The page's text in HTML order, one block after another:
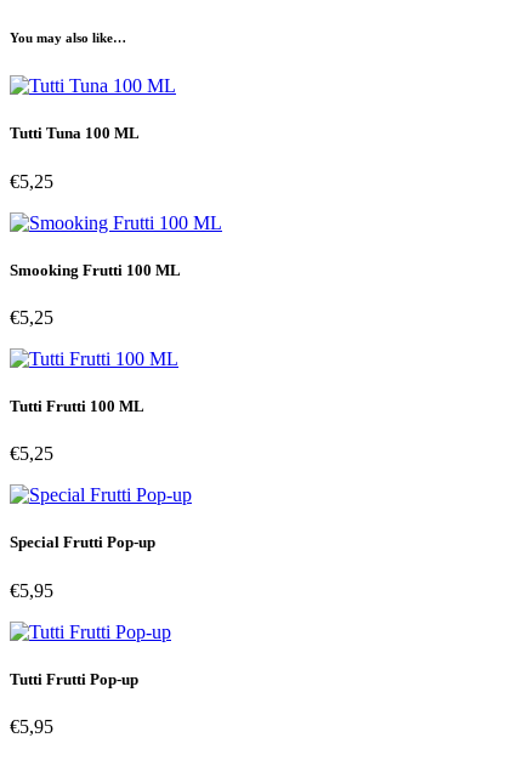
You may also like…
Tutti Tuna 100 ML
€5,25
Smooking Frutti 100 ML
€5,25
Tutti Frutti 100 ML
€5,25
Special Frutti Pop-up
€5,95
Tutti Frutti Pop-up
€5,95